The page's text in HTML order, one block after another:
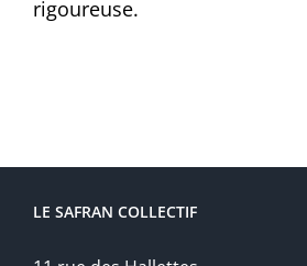
rigoureuse.
LE SAFRAN COLLECTIF